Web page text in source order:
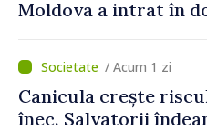
Moldova a intrat în
România
/ Acum 1 zi
Canicula crește
înec. Salvatorii